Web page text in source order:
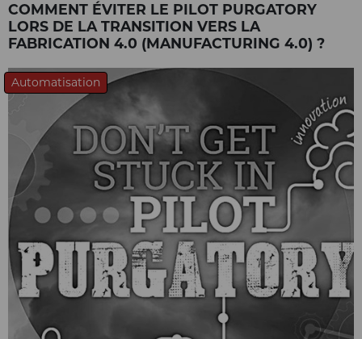
COMMENT ÉVITER LE PILOT PURGATORY
LORS DE LA TRANSITION VERS LA
FABRICATION 4.0 (MANUFACTURING 4.0) ?
Automatisation